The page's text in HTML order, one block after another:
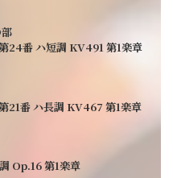
24番 ハ短調 KV491 第1楽章
21番 ハ長調 KV467 第1楽章
Op.16 第1楽章